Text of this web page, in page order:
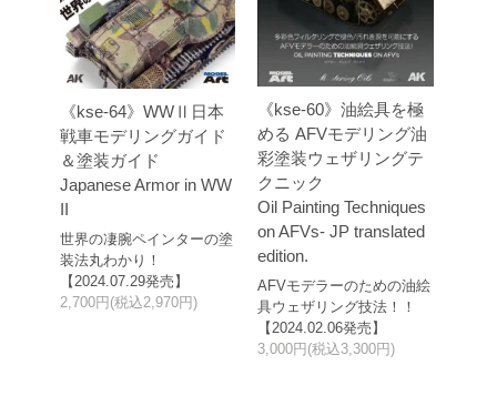
《kse-64》WWⅡ日本
戦車モデリングガイド
＆塗装ガイド
Japanese Armor in WW
II
世界の凄腕ペインターの塗
装法丸わかり！
【2024.07.29発売】
2,700円(税込2,970円)
《kse-60》油絵具を極
める AFVモデリング油
彩塗装ウェザリングテ
クニック
Oil Painting Techniques
on AFVs- JP translated
edition.
AFVモデラーのための油絵
具ウェザリング技法！！
【2024.02.06発売】
3,000円(税込3,300円)